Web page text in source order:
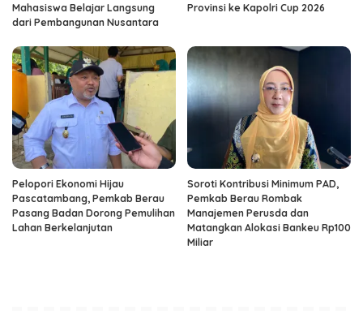
Mahasiswa Belajar Langsung
dari Pembangunan Nusantara
Provinsi ke Kapolri Cup 2026
Pelopori Ekonomi Hijau
Pascatambang, Pemkab Berau
Pasang Badan Dorong Pemulihan
Lahan Berkelanjutan
Soroti Kontribusi Minimum PAD,
Pemkab Berau Rombak
Manajemen Perusda dan
Matangkan Alokasi Bankeu Rp100
Miliar